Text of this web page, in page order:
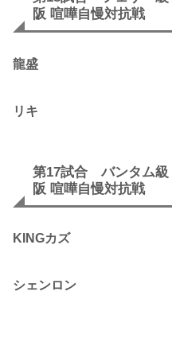
阪 喧嘩自慢対抗戦
龍盛
リキ
第17試合 バンタム級
阪 喧嘩自慢対抗戦
KINGカズ
シェンロン